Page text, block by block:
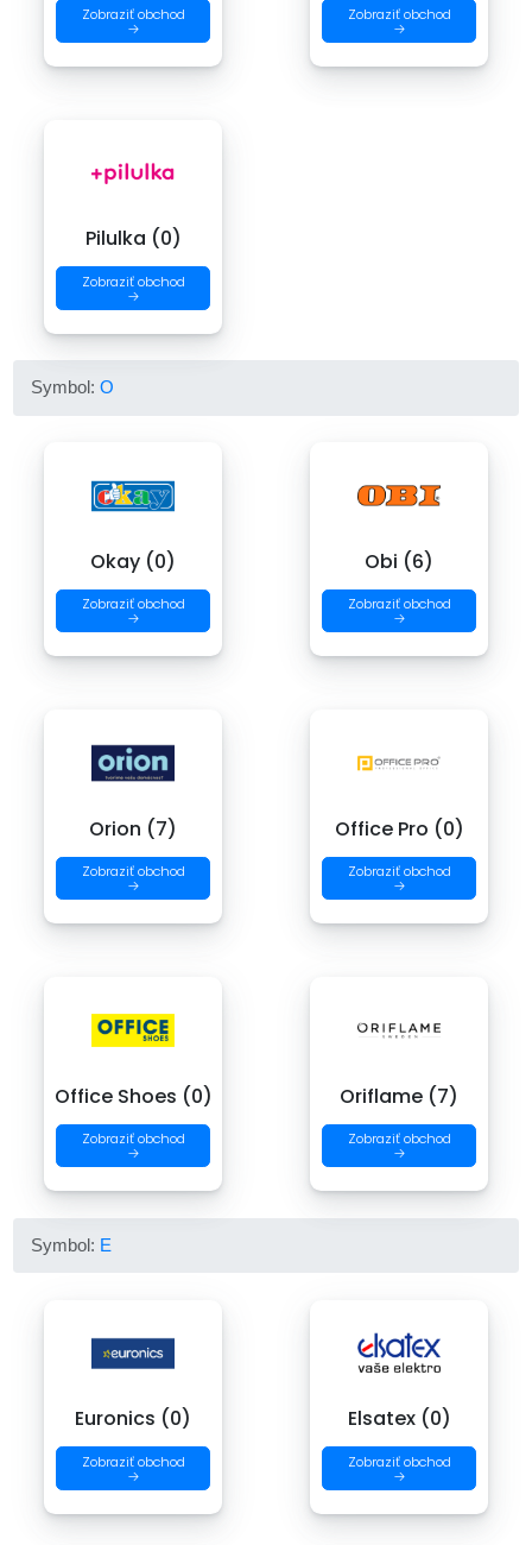
Zobraziť obchod
→
Zobraziť obchod
→
Pilulka (0)
Zobraziť obchod
→
Symbol:O
Okay (0)
Zobraziť obchod
→
Obi (6)
Zobraziť obchod
→
Orion (7)
Zobraziť obchod
→
Office Pro (0)
Zobraziť obchod
→
Office Shoes (0)
Zobraziť obchod
→
Oriflame (7)
Zobraziť obchod
→
Symbol: E
Euronics (0)
Zobraziť obchod
→
Elsatex (0)
Zobraziť obchod
→